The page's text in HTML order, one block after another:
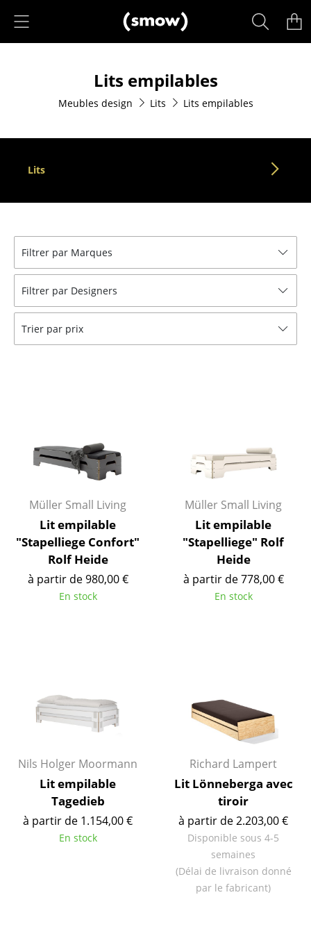
Chaises de cuisine & salle à manger
Canapés
Fauteuils
Chaises cantilever
Chaises et Tabourets de bar
Tabourets
Bancs & Chaises longues
Chaises à bascule
Chaises de bureau
Chaises de conférence
Fauteuils de direction
Pièces détachées
... voir tous les sièges
Tables basses
Bureaux & Secrétaires
Secrétaires & Tables PC
Tables de conférence et Pupitres
Tables hautes & Pupitres
Tables enfants
Lits empilables
Meubles design Lits Lits empilables
Lits
Filtrer par Marques
Filtrer par Designers
Trier par prix
Müller Small Living
Lit empilable
"Stapelliege Confort"
Rolf Heide
à partir de 980,00 €
En stock
Müller Small Living
Lit empilable
"Stapelliege" Rolf
Heide
à partir de 778,00 €
En stock
Nils Holger Moormann
Lit empilable
Tagedieb
à partir de 1.154,00 €
En stock
Richard Lampert
Lit Lönneberga avec
tiroir
à partir de 2.203,00 €
Disponible sous 4-5
semaines
(Délai de livraison donné
par le fabricant)